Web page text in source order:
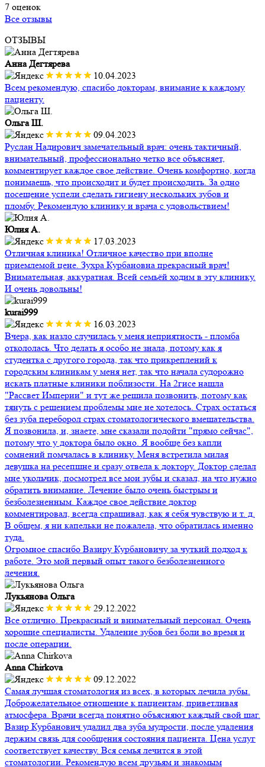
7 оценок
Все отзывы
ОТЗЫВЫ
Анна Дегтярева
10.04.2023
Всем рекомендую, спасибо докторам, внимание к каждому
пациенту.
Ольга Ш.
09.04.2023
Руслан Надирович замечательный врач: очень тактичный,
внимательный, профессионально четко все объясняет,
комментирует каждое свое действие. Очень комфортно, когда
понимаешь, что происходит и будет происходить. За одно
посещение успели сделать гигиену нескольких зубов и
пломбу. Рекомендую клинику и врача с удовольствием!
Юлия А.
17.03.2023
Отличная клиника! Отличное качество при вполне
приемлемой цене. Зухра Курбановна прекрасный врач!
Внимательная, аккуратная. Всей семьёй ходим в эту клинику.
И очень довольны!
kurai999
16.03.2023
Вчера, как назло случилась у меня неприятность - пломба
откололась. Что делать я особо не знала, потому как я
студентка с другого города, так что прикреплений к
городским клиникам у меня нет, так что начала судорожно
искать платные клиники поблизости. На 2гисе нашла
"Рассвет Империи" и тут же решила позвонить, потому как
тянуть с решением проблемы мне не хотелось. Страх остаться
без зуба переборол страх стоматологического вмешательства.
Я позвонила, и, знаете, мне сказали подойти "прямо сейчас",
потому что у доктора было окно. Я вообще без капли
сомнений помчалась в клинику. Меня встретила милая
девушка на ресепшне и сразу отвела к доктору. Доктор сделал
мне укольчик, посмотрел все мои зубы и сказал, на что нужно
обратить внимание. Лечение было очень быстрым и
безболезненным. Каждое свое действие доктор
комментировал, всегда спрашивал, как я себя чувствую и т. д.
В общем, я ни капельки не пожалела, что обратилась именно
туда.
Огромное спасибо Вазиру Курбановичу за чуткий подход к
работе. Это мой первый опыт такого безболезненного
лечения.
Лукьянова Ольга
29.12.2022
Все отлично. Прекрасный и внимательный персонал. Очень
хорошие специалисты. Удаление зубов без боли во время и
после операции.
Anna Chirkova
09.12.2022
Самая лучшая стоматология из всех, в которых лечила зубы.
Доброжелательное отношение к пациентам, приветливая
атмосфера. Врачи всегда понятно объясняют каждый свой шаг.
Вазир Курбанович удалил два зуба мудрости, после удаления
держим связь для сообщения состояния пациента. Цена услуг
соответствует качеству. Вся семья лечится в этой
стоматологии. Рекомендую всем друзьям и знакомым